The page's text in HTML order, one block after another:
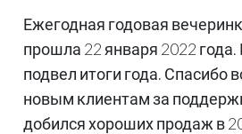
О предприятии
简体中文
Ежегодная годовая
прошла 22 января 2022
подвел итоги года. Спасибо
новым клиентам за
добился хороших продаж в